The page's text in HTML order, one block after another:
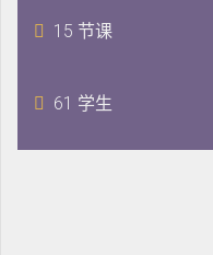
15 节课
61 学生